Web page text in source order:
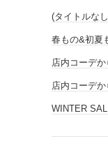
(タイトルな
春もの&初夏
店内コーデか
店内コーデか
WINTER